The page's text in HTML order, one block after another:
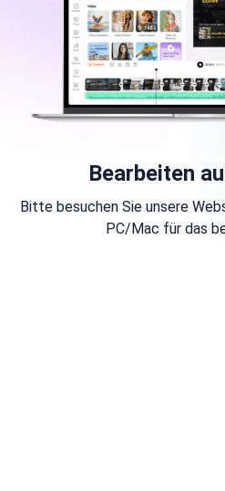
Bearbeiten
Bitte besuchen Sie unsere
PC/Mac für das